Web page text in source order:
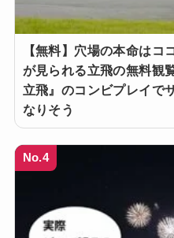
【無料】穴場の本命はコ
が見られる立飛の無料観
立飛』のコンビプレイで
なりそう
No.4